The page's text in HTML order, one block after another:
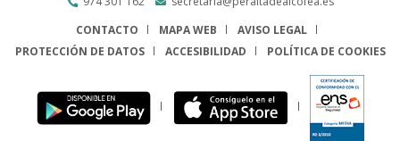
CONTACTO
MAPA WEB
AVISO LEGAL
PROTECCIÓN DE DATOS
ACCESIBILIDAD POLÍTICA DE COOKIES